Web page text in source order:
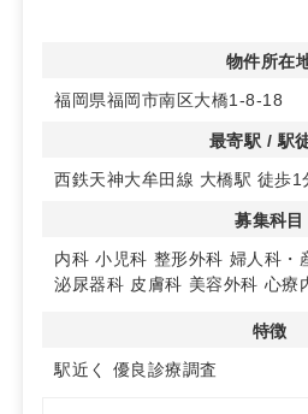
便性の高い場所に位置し、患者
美容外科まで、幅広い診療科目
形外科は優良診療圏として注目
エレベーターも完備。契約条件
に対応可能ですので、詳細はお
物件所在
福岡県福岡市南区大橋1-8-18
最寄駅 / 駅
西鉄天神大牟田線 大橋駅 徒歩1
募集科目
内科 小児科 整形外科 婦人科・
泌尿器科 皮膚科 美容外科 心療
特徴
駅近く
優良診療調査